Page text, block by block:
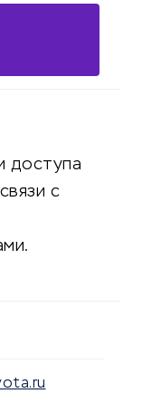
доступа
с